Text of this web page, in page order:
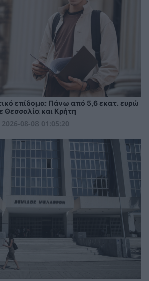
επίδομα: Πάνω από 5,6 εκατ. ευρώ
Θεσσαλία και Κρήτη
2026-08-08 01:05:20